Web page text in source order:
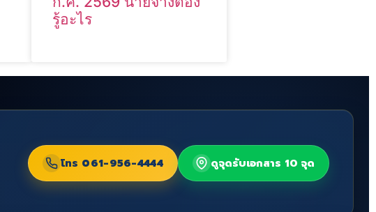
รู้อะไร
โทร 061-956-4444 ดูจุดรับเอกสาร 10 จุด